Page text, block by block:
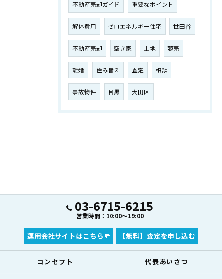
不動産売却ガイド 重要なポイント
解体費用 ゼロエネルギー住宅 世田谷
不動産売却 空き家 土地 競売
離婚 住み替え 査定 相談
事故物件 目黒 大田区
03-6715-6215
営業時間：10:00～19:00
運用会社サイトはこちら 【無料】査定を申し込む
コンセプト 代表あいさつ